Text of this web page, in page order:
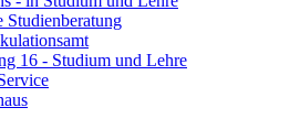
Studienberatung
16 - Studium und Lehre